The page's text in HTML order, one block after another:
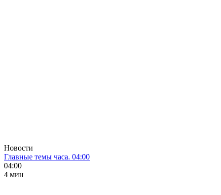
Новости
Главные темы часа. 04:00
04:00
4 мин